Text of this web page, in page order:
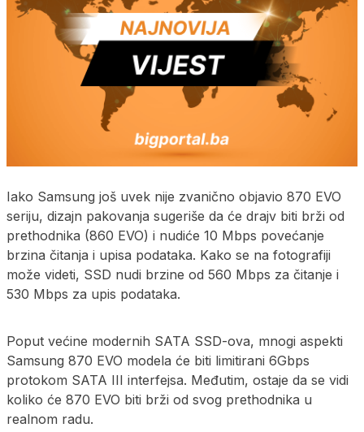
Iako Samsung još uvek nije zvanično objavio 870 EVO
seriju, dizajn pakovanja sugeriše da će drajv biti brži od
prethodnika (860 EVO) i nudiće 10 Mbps povećanje
brzina čitanja i upisa podataka. Kako se na fotografiji
može videti, SSD nudi brzine od 560 Mbps za čitanje i
530 Mbps za upis podataka.
Poput većine modernih SATA SSD-ova, mnogi aspekti
Samsung 870 EVO modela će biti limitirani 6Gbps
protokom SATA III interfejsa. Međutim, ostaje da se vidi
koliko će 870 EVO biti brži od svog prethodnika u
realnom radu.